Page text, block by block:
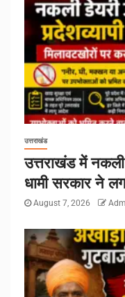
उत्तराखंड
उत्तराखंड में नकली
धामी सरकार ने
August 7, 2026